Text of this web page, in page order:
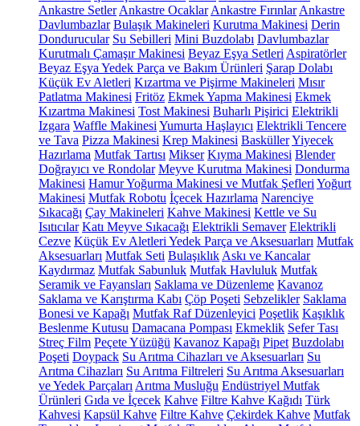
Ankastre Setler Ankastre Ocaklar Ankastre Fırınlar Ankastre
Davlumbazlar Bulaşık Makineleri Kurutma Makinesi Derin
Dondurucular Su Sebilleri Mini Buzdolabı Davlumbazlar
Kurutmalı Çamaşır Makinesi Beyaz Eşya Setleri Aspiratörler
Beyaz Eşya Yedek Parça ve Bakım Ürünleri Şarap Dolabı
Küçük Ev Aletleri Kızartma ve Pişirme Makineleri Mısır
Patlatma Makinesi Fritöz Ekmek Yapma Makinesi Ekmek
Kızartma Makinesi Tost Makinesi Buharlı Pişirici Elektrikli
Izgara Waffle Makinesi Yumurta Haşlayıcı Elektrikli Tencere
ve Tava Pizza Makinesi Krep Makinesi BasküllerYiyecek
Hazırlama Mutfak Tartısı Mikser Kıyma Makinesi Blender
Doğrayıcı ve Rondolar Meyve Kurutma Makinesi Dondurma
Makinesi Hamur Yoğurma Makinesi ve Mutfak Şefleri Yoğurt
Makinesi Mutfak Robotu İçecek Hazırlama Narenciye
Sıkacağı Çay Makineleri Kahve Makinesi Kettle ve Su
Isıtıcılar Katı Meyve Sıkacağı Elektrikli Semaver Elektrikli
Cezve Küçük Ev Aletleri Yedek Parça ve Aksesuarları Mutfak
Aksesuarları Mutfak Seti Bulaşıklık Askı ve Kancalar
Kaydırmaz Mutfak Sabunluk Mutfak Havluluk Mutfak
Seramik ve Fayansları Saklama ve Düzenleme Kavanoz
Saklama ve Karıştırma Kabı Çöp Poşeti Sebzelikler Saklama
Bonesi ve Kapağı Mutfak Raf Düzenleyici Poşetlik Kaşıklık
Beslenme Kutusu Damacana Pompası Ekmeklik Sefer Tası
Streç Film Peçete Yüzüğü Kavanoz Kapağı Pipet Buzdolabı
Poşeti Doypack Su Arıtma Cihazları ve Aksesuarları Su
Arıtma Cihazları Su Arıtma Filtreleri Su Arıtma Aksesuarları
ve Yedek Parçaları Arıtma Musluğu Endüstriyel Mutfak
Ürünleri Gıda ve İçecek Kahve Filtre Kahve Kağıdı Türk
Kahvesi Kapsül Kahve Filtre Kahve Çekirdek Kahve Mutfak